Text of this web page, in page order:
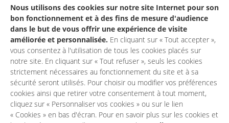
Contactez-nous
Mon compte
conforme
Mentions légales
Nous utilisons des cookies sur notre site Internet pour son
bon fonctionnement et à des fins de mesure d'audience
dans le but de vous offrir une expérience de visite
améliorée et personnalisée. En cliquant sur « Tout accepter »,
vous consentez à l'utilisation de tous les cookies placés sur
notre site. En cliquant sur « Tout refuser », seuls les cookies
strictement nécessaires au fonctionnement du site et à sa
sécurité seront utilisés. Pour choisir ou modifier vos préférences
cookies ainsi que retirer votre consentement à tout moment,
cliquez sur « Personnaliser vos cookies » ou sur le lien
« Cookies » en bas d'écran. Pour en savoir plus sur les cookies et